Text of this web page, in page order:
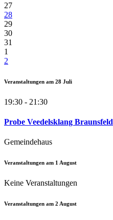
27
28
29
30
31
1
2
Veranstaltungen am 28 Juli
19:30 - 21:30
Probe Veedelsklang Braunsfeld
Gemeindehaus
Veranstaltungen am 1 August
Keine Veranstaltungen
Veranstaltungen am 2 August